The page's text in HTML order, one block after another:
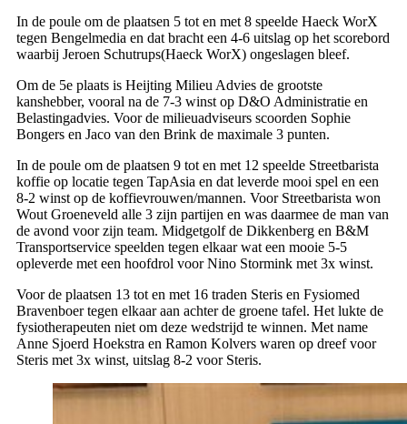
In de poule om de plaatsen 5 tot en met 8 speelde Haeck WorX
tegen Bengelmedia en dat bracht een 4-6 uitslag op het scorebord
waarbij Jeroen Schutrups(Haeck WorX) ongeslagen bleef.
Om de 5e plaats is Heijting Milieu Advies de grootste
kanshebber, vooral na de 7-3 winst op D&O Administratie en
Belastingadvies. Voor de milieuadviseurs scoorden Sophie
Bongers en Jaco van den Brink de maximale 3 punten.
In de poule om de plaatsen 9 tot en met 12 speelde Streetbarista
koffie op locatie tegen TapAsia en dat leverde mooi spel en een
8-2 winst op de koffievrouwen/mannen. Voor Streetbarista won
Wout Groeneveld alle 3 zijn partijen en was daarmee de man van
de avond voor zijn team. Midgetgolf de Dikkenberg en B&M
Transportservice speelden tegen elkaar wat een mooie 5-5
opleverde met een hoofdrol voor Nino Stormink met 3x winst.
Voor de plaatsen 13 tot en met 16 traden Steris en Fysiomed
Bravenboer tegen elkaar aan achter de groene tafel. Het lukte de
fysiotherapeuten niet om deze wedstrijd te winnen. Met name
Anne Sjoerd Hoekstra en Ramon Kolvers waren op dreef voor
Steris met 3x winst, uitslag 8-2 voor Steris.